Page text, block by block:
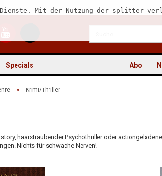
Mit der Nutzung der splitter-
Specials Abo
» Krimi/Thriller
haarsträubender Psychothriller oder
Nichts für schwache Nerven!